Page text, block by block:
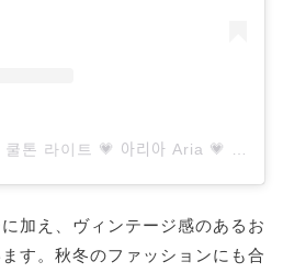
加え、ヴィンテージ感のあるお
す。秋冬のファッションにも合